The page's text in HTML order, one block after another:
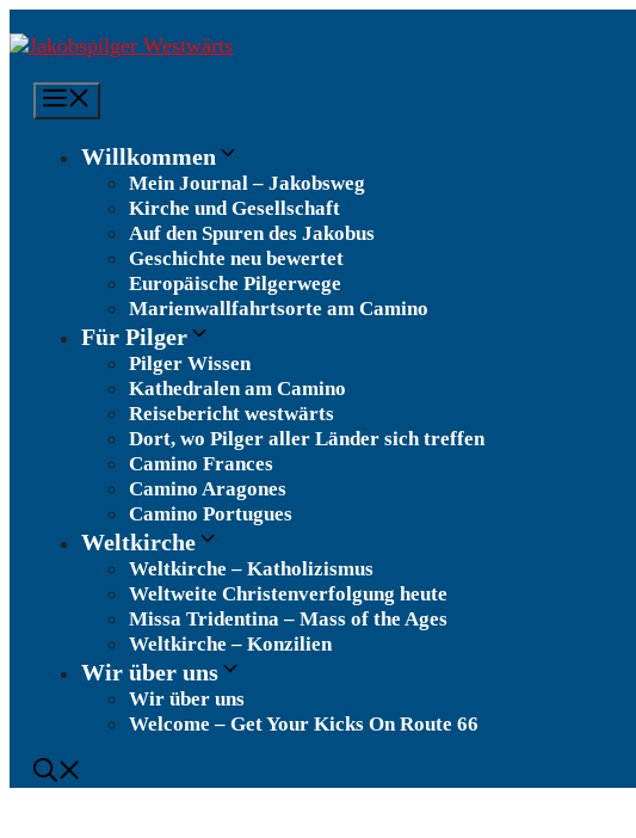
Inhalt
Willkommen
Mein Journal – Jakobsweg
Kirche und Gesellschaft
Auf den Spuren des Jakobus
Geschichte neu bewertet
Europäische Pilgerwege
Marienwallfahrtsorte am Camino
Für Pilger
Pilger Wissen
Kathedralen am Camino
Reisebericht westwärts
Dort, wo Pilger aller Länder sich treffen
Camino Frances
Camino Aragones
Camino Portugues
Weltkirche
Weltkirche – Katholizismus
Weltweite Christenverfolgung heute
Missa Tridentina – Mass of the Ages
Weltkirche – Konzilien
Wir über uns
Wir über uns
Welcome – Get Your Kicks On Route 66